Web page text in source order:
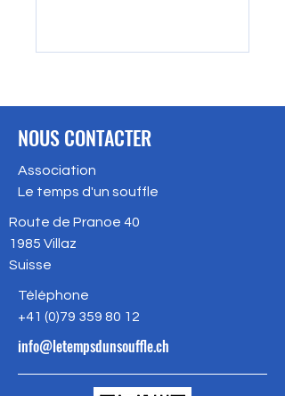
NOUS CONTACTER
Association
Le temps d'un souffle
Route de Pranoe 40
1985 Villaz
Suisse
Téléphone
+41 (0)79 359 80 12
info@letempsdunsouffle.ch